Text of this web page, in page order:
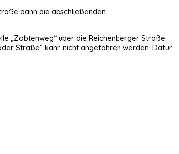
dann die abschließenden
„Zobtenweg“ über die Reichenberger Straße
Straße“ kann nicht angefahren werden. Dafür